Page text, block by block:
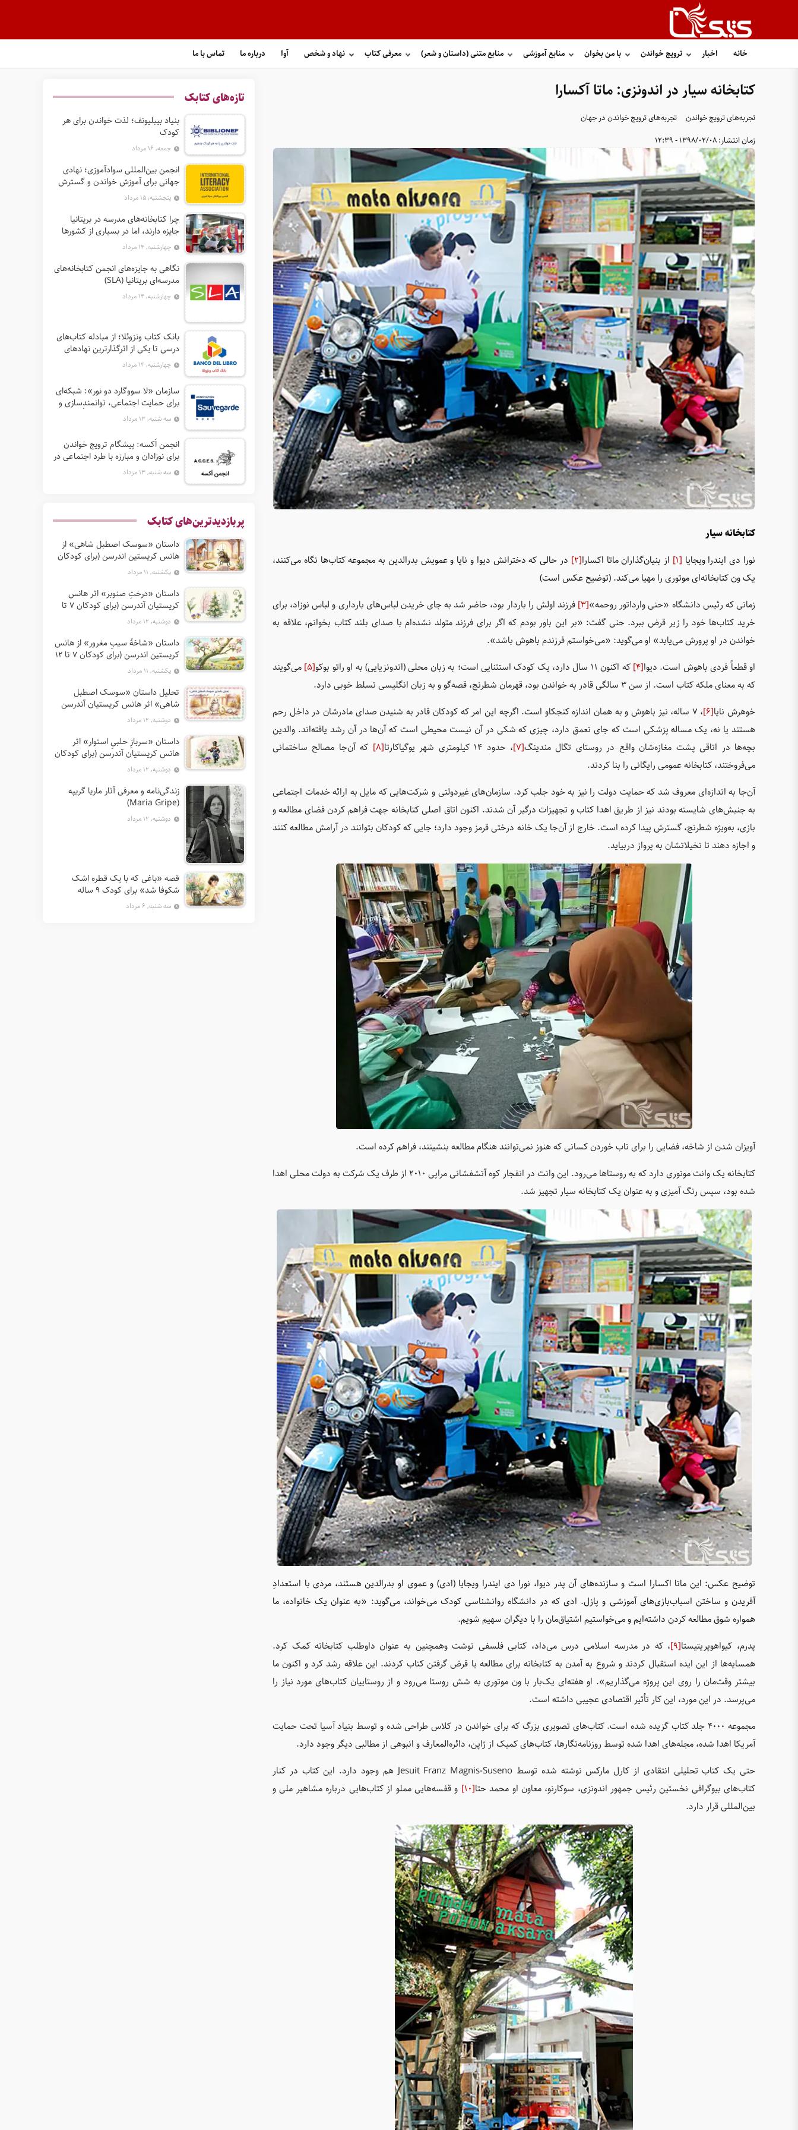
خانه اخبار ترویج خواندن با من بخوان منابع آموزشی منابع متنی (داستان و شعر) معرفی کتاب نهاد و شخص آوا درباره ما تماس با ما
کتابخانه سیار در اندونزی: ماتا آکسارا
تجربه‌های ترویج خواندن
تجربه‌های ترویج خواندن در جهان
زمان انتشار:1398/02/08 - 12:39
کتابخانه سیار
نورا دی ایندرا ویجایا [1] از بنیان‌گذاران ماتا اکسارا[2]
در حالی که دخترانش دیوا و نایا و عمویش بدرالدین به مجموعه کتاب‌ها نگاه می‌کنند،
یک ون کتابخانه‌ای موتوری را مهیا می‌کند. (توضیح عکس است)
زمانی که رئیس دانشگاه «حنی وارداتور روحمه»[3]
فرزند اولش را باردار بود، حاضر شد به جای خریدن لباس‌های بارداری و لباس نوزاد، برای
خرید کتاب‌ها خود را زیر قرض ببرد. حنی گفت: «بر این باور بودم که اگر برای فرزند متولد نشده‌ام با صدای بلند کتاب بخوانم، علاقه به
خواندن در او پرورش می‌یابد» او می‌گوید: «می‌خواستم فرزندم باهوش باشد».
او قطعاً فردی باهوش است. دیوا[4] که اکنون ۱۱ سال دارد، یک کودک استثنایی است؛ به زبان محلی (اندونزیایی) به او راتو بوکو [5]
می‌گویند
که به معنای ملکه کتاب است. از سن ۳ سالگی قادر به خواندن بود، قهرمان شطرنج، قصه‌گو و به زبان انگلیسی تسلط خوبی دارد.
خوهرش نایا[6]
، ۷ ساله، نیز باهوش و به همان اندازه کنجکاو است. اگرچه این امر که کودکان قادر به شنیدن صدای مادرشان در داخل رحم
هستند یا نه، یک مساله پزشکی است که جای تعمق دارد، چیزی که شکی در آن نیست محیطی است که آن‌ها در آن رشد یافته‌اند. والدین
بچه‌ها در اتاقی پشت مغازه‌شان واقع در روستای تگال مندینگ[7] ، حدود ۱۴ کیلومتری شهر یوگیاکارتا [8]
که آن‌جا مصالح ساختمانی
می‌فروختند، کتابخانه عمومی رایگانی را بنا کردند.
آن‌جا به اندازه‌ای معروف شد که حمایت دولت را نیز به خود جلب کرد. سازمان‌های غیردولتی و شرکت‌هایی که مایل به ارائه خدمات اجتماعی
به جنبش‌های شایسته بودند نیز از طریق اهدا کتاب و تجهیزات درگیر آن شدند. اکنون اتاق اصلی کتابخانه جهت فراهم کردن فضای مطالعه و
بازی، به‌ویژه شطرنج، گسترش پیدا کرده است. خارج از آن‌جا یک خانه درختی قرمز وجود دارد؛ جایی که کودکان بتوانند در آرامش مطالعه کنند
و اجازه دهند تا تخیلاتشان به پرواز دربیاید.
آویزان شدن از شاخه، فضایی را برای تاب خوردن کسانی که هنوز نمی‌توانند هنگام مطالعه بنشینند، فراهم کرده است.
کتابخانه یک وانت موتوری دارد که به روستاها می‌رود. این وانت در انفجار کوه آتشفشانی مراپی ۲۰۱۰ از طرف یک شرکت به دولت محلی اهدا
شده بود، سپس رنگ آمیزی و به عنوان یک کتابخانه سیار تجهیز شد.
توضیح عکس: این ماتا اکسارا است و سازنده‌های آن پدر دیوا، نورا دی ایندرا ویجایا (ادی) و عموی او بدرالدین هستند، مردی با استعدادِ
آفریدن و ساختن اسباب‌بازی‌های آموزشی و پازل. ادی که در دانشگاه روانشناسی کودک می‌خواند، می‌گوید: «به عنوان یک خانواده، ما
همواره شوق مطالعه کردن داشته‌ایم و می‌خواستیم اشتیاق‌مان را با دیگران سهیم شویم.
پدرم، کیواهوپریتیستا[9] ، که در مدرسه اسلامی درس می‌داد، کتابی فلسفی نوشت وهمچنین به عنوان داوطلب کتابخانه کمک کرد.
همسایه‌ها از این ایده استقبال کردند و شروع به آمدن به کتابخانه برای مطالعه یا قرض گرفتن کتاب کردند. این علاقه رشد کرد و اکنون ما
بیشتر وقت‌مان را روی این پروژه می‌گذاریم». او هفته‌ای یک‌بار با ون موتوری به شش روستا می‌رود و از روستاییان کتاب‌های مورد نیاز را
می‌پرسد. در این مورد، این کار تأثیر اقتصادی عجیبی داشته است.
مجموعه ۴۰۰۰ جلد کتاب گزیده شده است. کتاب‌های تصویری بزرگ که برای خواندن در کلاس طراحی شده و توسط بنیاد آسیا تحت حمایت
آمریکا اهدا شده، مجله‌های اهدا شده توسط روزنامه‌نگارها، کتاب‌های کمیک از ژاپن، دائره‌المعارف و انبوهی از مطالبی دیگر وجود دارد.
حتی یک کتاب تحلیلی انتقادی از کارل مارکس نوشته شده توسط Jesuit Franz Magnis-Suseno هم وجود دارد. این کتاب در کنار
کتاب‌های بیوگرافی نخستین رئیس جمهور اندونزی، سوکارنو، معاون او محمد حتا[10]
و قفسه‌هایی مملو از کتاب‌هایی درباره مشاهیر ملی و
بین‌المللی قرار دارد.
تازه‌های کتابک
بنیاد بیبلیونف؛ لذت خواندن برای هر
کودک
جمعه, ۱۶ مرداد
انجمن بین‌المللی سوادآموزی؛ نهادی
جهانی برای آموزش خواندن و گسترش
حق سواد
پنجشنبه, ۱۵ مرداد
چرا کتابخانه‌های مدرسه در بریتانیا
جایزه دارند، اما در بسیاری از کشورها
نه؟چهارشنبه, ۱۴ مرداد
نگاهی به جایزه‌های انجمن کتابخانه‌های
مدرسه‌ای بریتانیا (SLA)
چهارشنبه, ۱۴ مرداد
بانک کتاب ونزوئلا؛ از مبادله کتاب‌های
درسی تا یکی از اثرگذارترین نهادهای
ترویج خواندن در آمریکای لاتین
چهارشنبه, ۱۴ مرداد
سازمان «لا سووگارد دو نور»: شبکه‌ای
برای حمایت اجتماعی، توانمندسازی و
ترویج فرهنگ (آ. د. اِن. اِس. اُ. آ سابق)
سه شنبه, ۱۳ مرداد
انجمن اَکسه: پیشگام ترویج خواندن
برای نوزادان و مبارزه با طرد اجتماعی در
فرانسه
سه شنبه, ۱۳ مرداد
پربازدیدترین‌های کتابک
داستان «سوسک اصطبل شاهی» از
هانس کریستین اندرسن (برای کودکان
7 تا 12 سال) یکشنبه, ۱۱ مرداد
داستان «درختِ صنوبر» اثر هانس
کریستیان آندرسن (برای کودکان 7 تا
12 سال) دوشنبه, ۱۲ مرداد
داستان «شاخهٔ سیبِ مغرور» از هانس
کریستین اندرسن (برای کودکان 7 تا 12
سال)یکشنبه, ۱۱ مرداد
تحلیل داستان «سوسک اصطبل
شاهی» اثر هانس کریستیان آندرسن
دوشنبه, ۱۲ مرداد
داستان «سربازِ حلبیِ استوار» اثر
هانس کریستیان آندرسن (برای کودکان
7 تا 12 سال) دوشنبه, ۱۲ مرداد
زندگی‌نامه و معرفی آثار ماریا گریپه
(Maria Gripe)
دوشنبه, ۱۲ مرداد
قصه «باغی که با یک قطره اشک
شکوفا شد» برای کودک ۹ ساله
سه شنبه, ۶ مرداد